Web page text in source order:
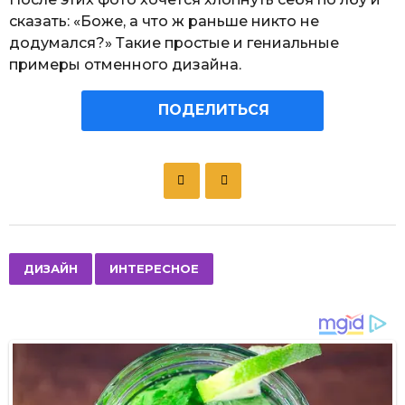
сказать: «Боже, а что ж раньше никто не
додумался?» Такие простые и гениальные
примеры отменного дизайна.
ПОДЕЛИТЬСЯ
a
i
ДИЗАЙН ИНТЕРЕСНОЕ